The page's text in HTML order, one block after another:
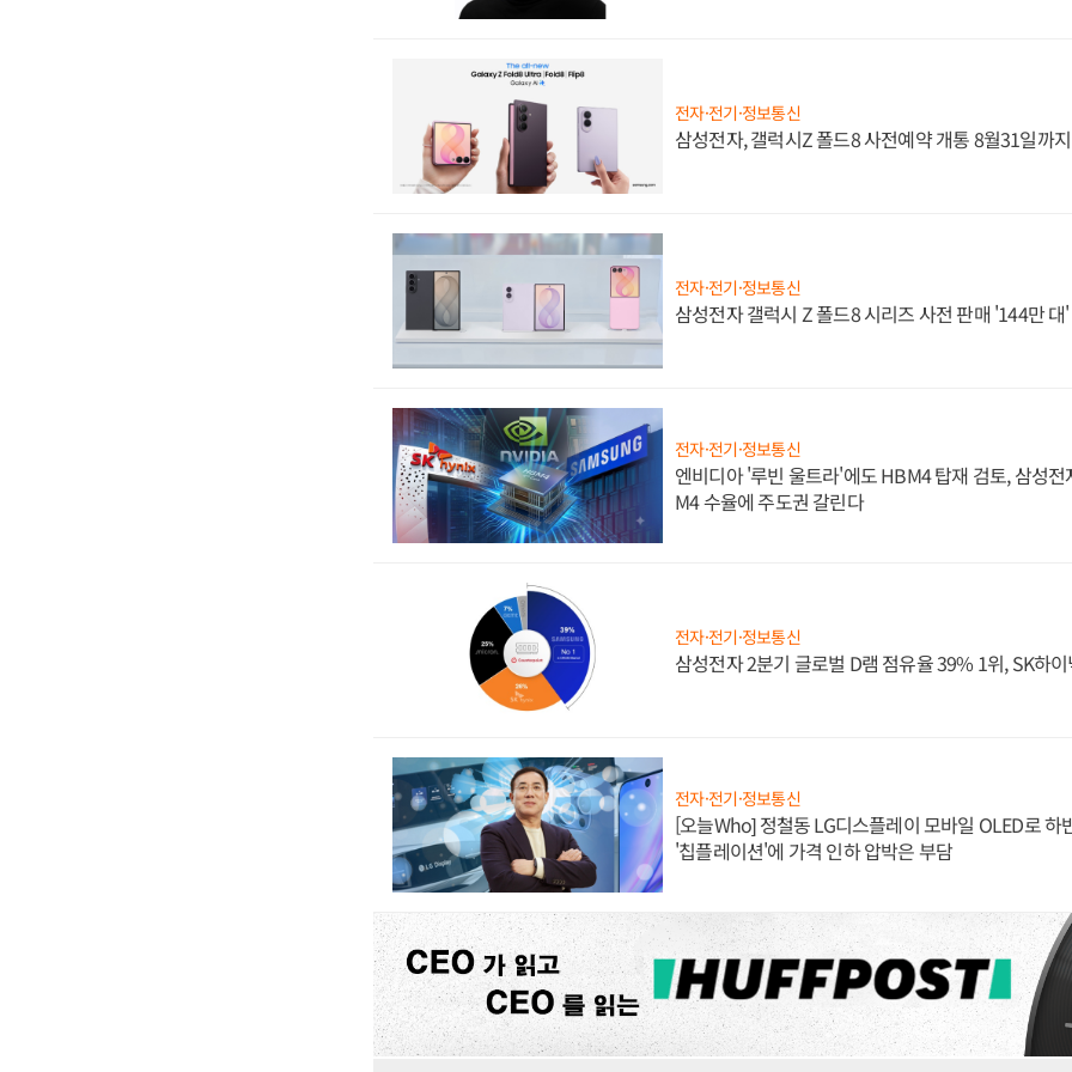
전자·전기·정보통신
삼성전자, 갤럭시Z 폴드8 사전예약 개통 8월31일까
전자·전기·정보통신
삼성전자 갤럭시 Z 폴드8 시리즈 사전 판매 '144만 대
전자·전기·정보통신
엔비디아 '루빈 울트라'에도 HBM4 탑재 검토, 삼성전
M4 수율에 주도권 갈린다
전자·전기·정보통신
삼성전자 2분기 글로벌 D램 점유율 39% 1위, SK하
전자·전기·정보통신
[오늘Who] 정철동 LG디스플레이 모바일 OLED로 하
'칩플레이션'에 가격 인하 압박은 부담